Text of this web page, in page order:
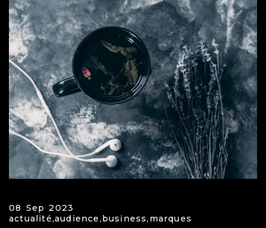
08 Sep 2023
actualité,audience,business, marques